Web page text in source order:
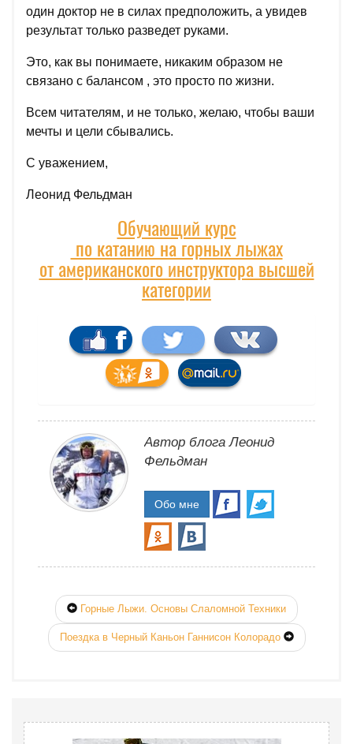
один доктор не в силах предположить, а увидев
результат только разведет руками.
Это, как вы понимаете, никаким образом не
связано с балансом , это просто по жизни.
Всем читателям, и не только, желаю, чтобы ваши
мечты и цели сбывались.
С уважением,
Леонид Фельдман
Обучающий курс
по катанию на горных лыжах
от американского инструктора высшей
категории
Автор блога Леонид
Фельдман
Обо мне
Горные Лыжи. Основы Слаломной Техники
Поездка в Черный Каньон Ганнисон Колорадо